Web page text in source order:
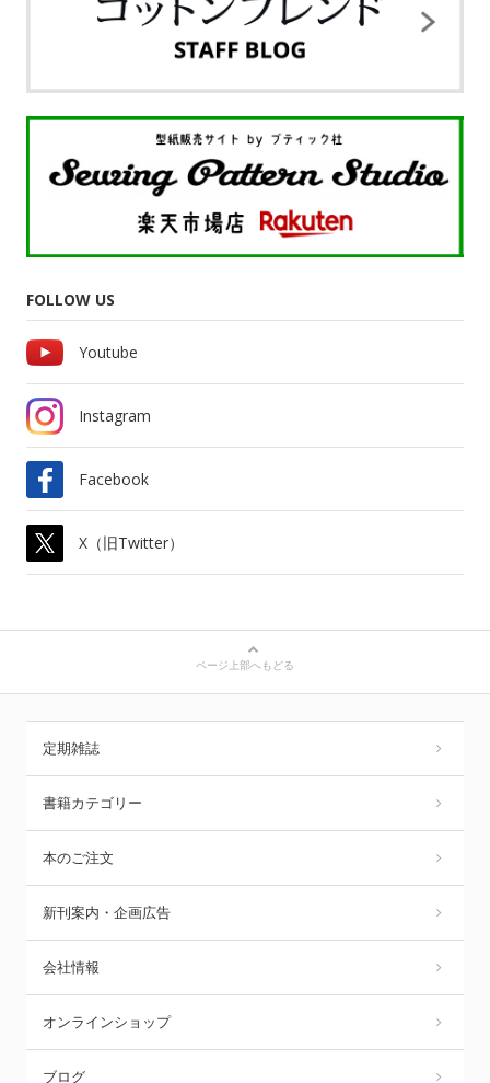
FOLLOW US
Youtube
Instagram
Facebook
X（旧Twitter）
ページ上部へもどる
定期雑誌
書籍カテゴリー
本のご注文
新刊案内・企画広告
会社情報
オンラインショップ
ブログ